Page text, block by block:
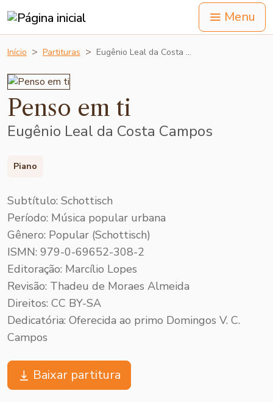
Menu
Início Partituras Eugênio Leal da Costa …
Penso em ti
Eugênio Leal da Costa Campos
Piano
Subtítulo: Schottisch
Período: Música popular urbana
Gênero: Popular (Schottisch)
ISMN: 979-0-69652-308-2
Editoração: Marcílio Lopes
Revisão: Thadeu de Moraes Almeida
Direitos: CC BY-SA
Dedicatória: Oferecida ao primo Domingos V. C.
Campos
Baixar partitura